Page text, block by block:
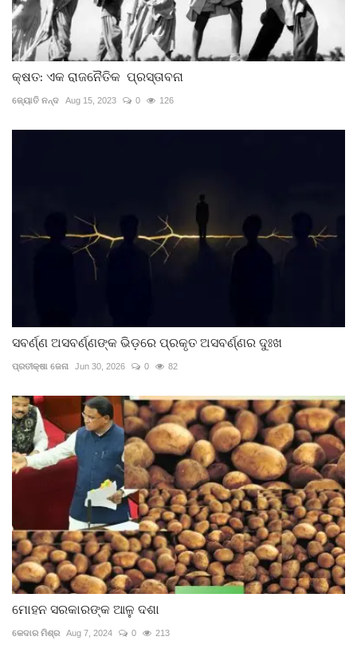
କ୍ଷତ: ଏକ ରାଜନୈତିକ ପ୍ରସ୍ତାବନା
ଜ୍ୟୋତି ନନ୍ଦ Aug 15, 2023 0 126
ସବର୍ଣ୍ଣ ଅସବର୍ଣ୍ଣଙ୍କ ଭିଡ଼ରେ ପ୍ରକୃତ ଅସବର୍ଣ୍ଣର ଦୁଃଖ
ପ୍ରତୀକ୍ଷା ଜେନା Jun 30, 2026 0 82
ମୋହନ ସରକାରଙ୍କ ଆଳୁ ଦଶା
କେଦାର ମିଶ୍ର Aug 7, 2024 0 213